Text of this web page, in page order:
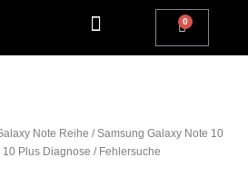
Note Reihe /Samsung Galaxy Note 10
Plus Diagnose / Fehlersuche